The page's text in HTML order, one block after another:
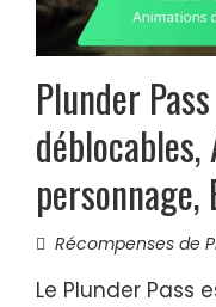
Plunder
Récompenses de
Le Plunder Pass